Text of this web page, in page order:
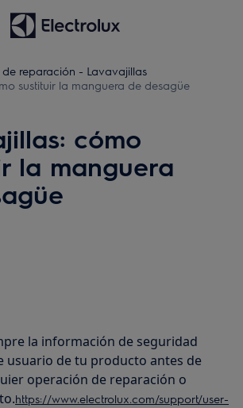
de reparación - Lavavajillas
sustituir la manguera de desagüe
cómo
la manguera
la información de seguridad
usuario de tu producto antes de
operación de reparación o
https://www.electrolux.com/support/user-